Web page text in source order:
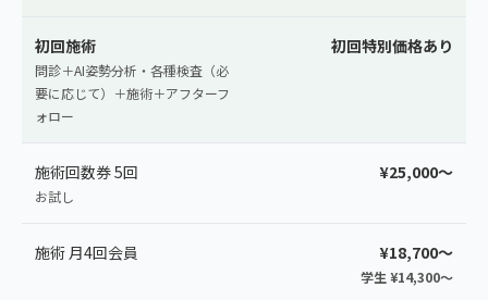
初回施術
問診＋AI姿勢分析・各種検査（必
要に応じて）＋施術＋アフターフ
ォロー
初回特別価格あり
施術回数券 5回
お試し
¥25,000〜
施術 月4回会員 ¥18,700〜
学生 ¥14,300〜